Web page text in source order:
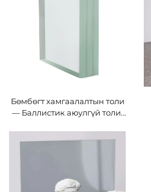
Бөмбөгт хамгаалалтын толи
— Баллистик аюулгүй толи,